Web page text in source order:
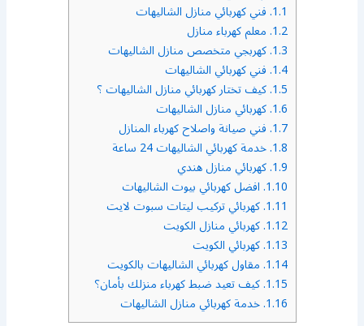
1.1. فني كهربائي منازل الشاليهات
1.2. معلم كهرباء منازل
1.3. كهربجي متخصص منازل الشاليهات
1.4. فني كهربائي الشاليهات
1.5. كيف تختار كهربائي منازل الشاليهات ؟
1.6. كهربائي منازل الشاليهات
1.7. فني صيانة واصلاح كهرباء المنازل
1.8. خدمة كهربائي الشاليهات 24 ساعة
1.9. كهربائي منازل هندي
1.10. افضل كهربائي بيوت الشاليهات
1.11. كهربائي تركيب ليتات سبوت لايت
1.12. كهربائي منازل الكويت
1.13. كهربائي الكويت
1.14. مقاول كهربائي الشاليهات بالكويت
1.15. كيف تعيد ضبط كهرباء منزلك بأمان؟
1.16. خدمة كهربائي منازل الشاليهات